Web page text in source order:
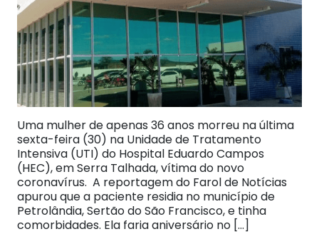
Uma mulher de apenas 36 anos morreu na última
sexta-feira (30) na Unidade de Tratamento
Intensiva (UTI) do Hospital Eduardo Campos
(HEC), em Serra Talhada, vítima do novo
coronavírus. A reportagem do Farol de Notícias
apurou que a paciente residia no município de
Petrolândia, Sertão do São Francisco, e tinha
comorbidades. Ela faria aniversário no […]